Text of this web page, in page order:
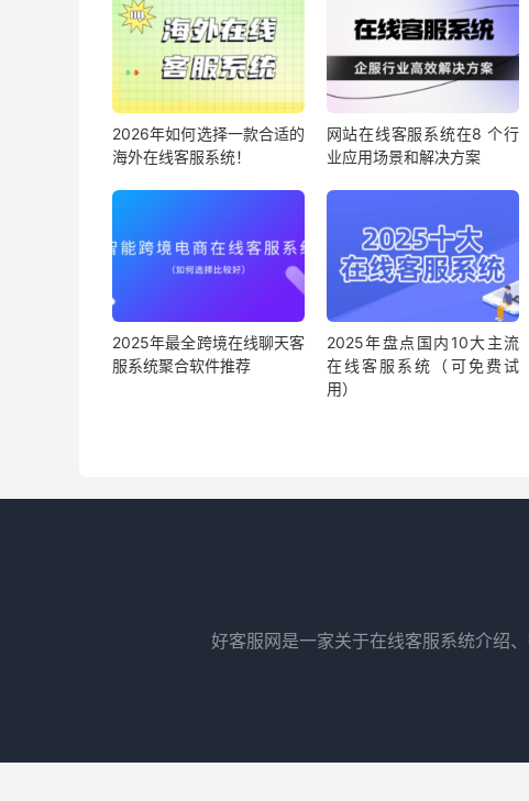
2026年如何选择一款合适的
海外在线客服系统！
网站在线客服系统在8 个行
业应用场景和解决方案
2025年最全跨境在线聊天客
服系统聚合软件推荐
2025年盘点国内10大主流
在线客服系统（可免费试
用）
好客服网是一家关于在线客服系统介绍